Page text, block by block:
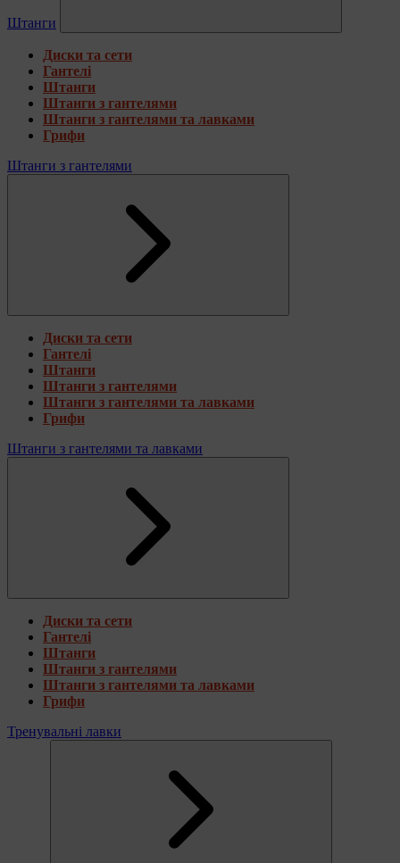
Штанги
Диски та сети
Гантелі
Штанги
Штанги з гантелями
Штанги з гантелями та лавками
Грифи
Штанги з гантелями
Диски та сети
Гантелі
Штанги
Штанги з гантелями
Штанги з гантелями та лавками
Грифи
Штанги з гантелями та лавками
Диски та сети
Гантелі
Штанги
Штанги з гантелями
Штанги з гантелями та лавками
Грифи
Тренувальні лавки